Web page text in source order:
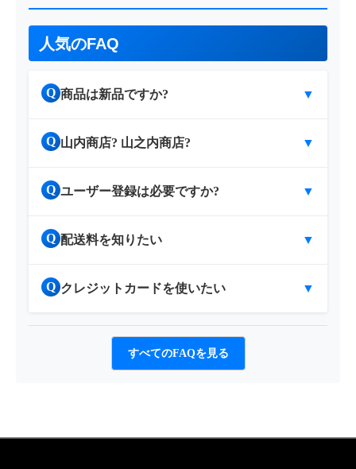
人気のFAQ
Q 商品は新品ですか? ▼
Q 山内商店? 山之内商店? ▼
Q ユーザー登録は必要ですか? ▼
Q 配送料を知りたい ▼
Q クレジットカードを使いたい ▼
すべてのFAQを見る